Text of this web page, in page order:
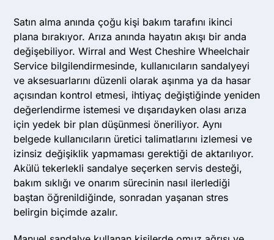
Satın alma anında çoğu kişi bakım tarafını ikinci
plana bırakıyor. Arıza anında hayatın akışı bir anda
değişebiliyor. Wirral and West Cheshire Wheelchair
Service bilgilendirmesinde, kullanıcıların sandalyeyi
ve aksesuarlarını düzenli olarak aşınma ya da hasar
açısından kontrol etmesi, ihtiyaç değiştiğinde yeniden
değerlendirme istemesi ve dışarıdayken olası arıza
için yedek bir plan düşünmesi öneriliyor. Aynı
belgede kullanıcıların üretici talimatlarını izlemesi ve
izinsiz değişiklik yapmaması gerektiği de aktarılıyor.
Akülü tekerlekli sandalye seçerken servis desteği,
bakım sıklığı ve onarım sürecinin nasıl ilerlediği
baştan öğrenildiğinde, sonradan yaşanan stres
belirgin biçimde azalır.